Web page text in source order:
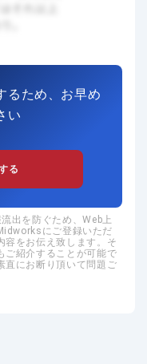
るため、お早め
い
る
出を防ぐため、Web上
にご登録いただ
容をお伝え致します。そ
ご紹介することが可能で
直にお断り頂いて問題ご